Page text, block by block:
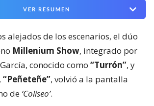
VER RESUMEN
alejados de los escenarios, el dúo
Millenium Show, integrado por
conocido como “Turrón”, y
“Peñeteñe”, volvió a la pantalla
de ‘Coliseo’.